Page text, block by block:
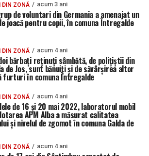
DIN ZONĂ acum 3 ani
de voluntari din Germania a amenajat un
joacă pentru copii, în comuna Întregalde
DIN ZONĂ acum 4 ani
bărbați reținuți sâmbătă, de polițiștii din
de Jos, sunt bănuiți și de săvârșirea altor
furturi în comuna Întregalde
DIN ZONĂ acum 4 ani
de 16 și 20 mai 2022, laboratorul mobil
APM Alba a măsurat calitatea
și nivelul de zgomot în comuna Galda de
DIN ZONĂ acum 4 ani